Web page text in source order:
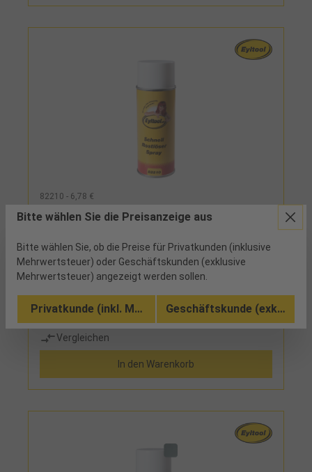
82210 - 6,78 €
Schnell Rostlöser Spray 0,4l
55 verfügbar
zusammengerosteten Verbindungen, extrem
kriechfähig, säurefrei, silikonfrei
Vergleichen
In den Warenkorb
Bitte wählen Sie die Preisanzeige aus
Bitte wählen Sie, ob die Preise für Privatkunden (inklusive
Mehrwertsteuer) oder Geschäftskunden (exklusive
Mehrwertsteuer) angezeigt werden sollen.
Privatkunde (inkl. MwSt.) Geschäftskunde (exkl.